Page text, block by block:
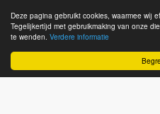
Deze pagina gebruikt cookies, waarmee wij
Tegelijkertijd met gebruikmaking van onze
te wenden. Verdere informatie
De Vastgoed.hu lid
Onroerende goederen te koop in
rechten